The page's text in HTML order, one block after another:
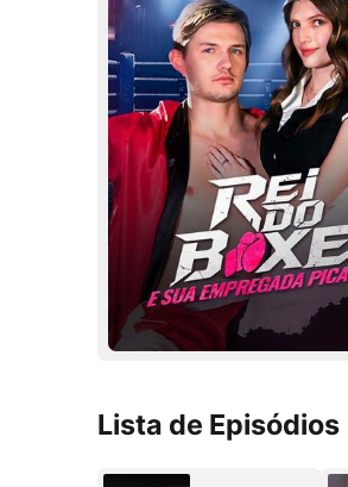
Lista de Episódios